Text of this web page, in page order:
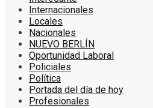
Internacionales
Locales
Nacionales
NUEVO BERLÍN
Oportunidad Laboral
Policiales
Política
Portada del día de hoy
Profesionales